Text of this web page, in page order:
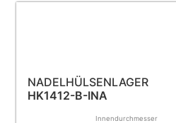
NADELHÜLSENLAGER
HK1412-B-INA
Innendurchmesser